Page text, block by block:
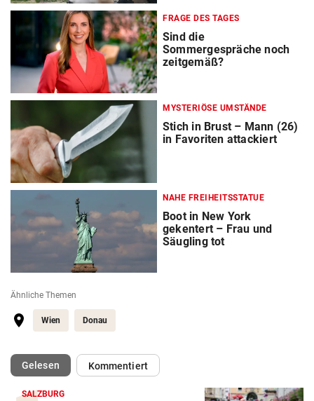
FRAGE DES TAGES
Sind die
Sommergespräche noch
zeitgemäß?
MYSTERIÖSE UMSTÄNDE
Stich in Brust – Mann (26)
in Favoriten attackiert
NAHE FREIHEITSSTATUE
Boot in New York
gekentert – Frau und
Säugling tot
Ähnliche Themen
Wien Donau
Gelesen(ausgewählt)Kommentiert
SALZBURG